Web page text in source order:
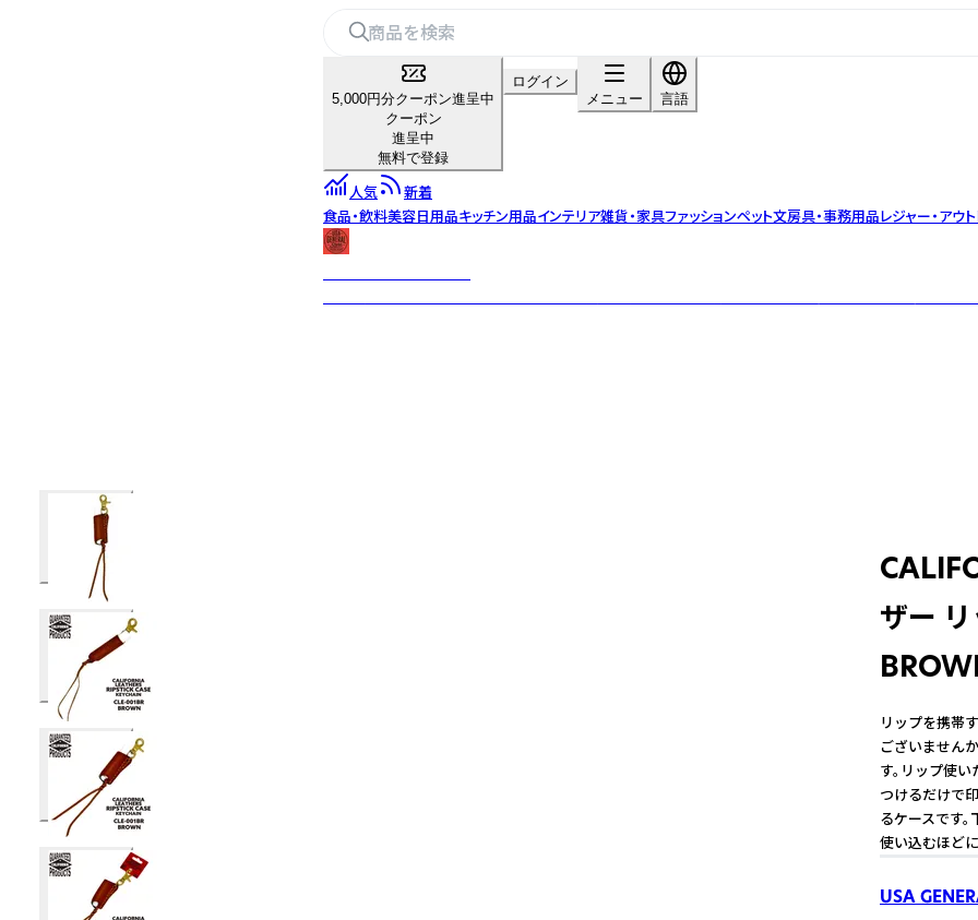
5,000円分クーポン進呈中
クーポン
進呈中
無料で登録
ログイン
メニュー
言語
人気
新着
食品・飲料美容日用品キッチン用品インテリア雑貨・家具ファッションペット文房具・事務用品レジャー・アウ
ザー
リップを携帯
ございません
す。リップ使
つけるだけで
るケースです
使い込むほど
USA